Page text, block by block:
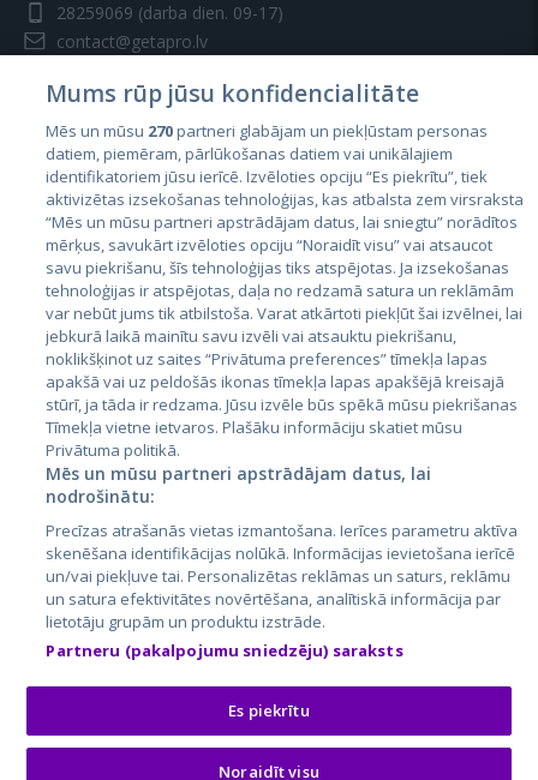
28259069 (darba dien. 09-17)
contact@getapro.lv
Valstis
Igaunija
Latvija
Lietuva
City24.lv
City24.ee
GetaPro.lv
GetaPro.ee
Skelbiu.lt
Autoplius.lt
Aruodas.lt
CVbankas.lt
Kainos.lt
Paslaugos.lt
auto24.ee
Osta.ee
KuldneBörs.ee
Mums rūp jūsu konfidencialitāte
Mēs un mūsu 270partneri glabājam un piekļūstam personas
datiem, piemēram, pārlūkošanas datiem vai unikālajiem
identifikatoriem jūsu ierīcē. Izvēloties opciju “Es piekrītu”, tiek
aktivizētas izsekošanas tehnoloģijas, kas atbalsta zem virsraksta
“Mēs un mūsu partneri apstrādājam datus, lai sniegtu” norādītos
mērķus, savukārt izvēloties opciju “Noraidīt visu” vai atsaucot
savu piekrišanu, šīs tehnoloģijas tiks atspējotas. Ja izsekošanas
tehnoloģijas ir atspējotas, daļa no redzamā satura un reklāmām
var nebūt jums tik atbilstoša. Varat atkārtoti piekļūt šai izvēlnei, lai
jebkurā laikā mainītu savu izvēli vai atsauktu piekrišanu,
noklikšķinot uz saites “Privātuma preferences” tīmekļa lapas
apakšā vai uz peldošās ikonas tīmekļa lapas apakšējā kreisajā
stūrī, ja tāda ir redzama. Jūsu izvēle būs spēkā mūsu piekrišanas
Tīmekļa vietne ietvaros. Plašāku informāciju skatiet mūsu
Privātuma politikā.
Mēs un mūsu partneri apstrādājam datus, lai
nodrošinātu:
Precīzas atrašanās vietas izmantošana. Ierīces parametru aktīva
skenēšana identifikācijas nolūkā. Informācijas ievietošana ierīcē
un/vai piekļuve tai. Personalizētas reklāmas un saturs, reklāmu
un satura efektivitātes novērtēšana, analītiskā informācija par
lietotāju grupām un produktu izstrāde.
Partneru (pakalpojumu sniedzēju) saraksts
Es piekrītu
Noraidīt visu